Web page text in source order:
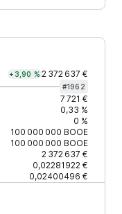
+3,90 % 2 372 637 €
#1962
7 721 €
0,33 %
0 %
100 000 000 BOOE
100 000 000 BOOE
2 372 637 €
0,02281922 €
0,02400496 €